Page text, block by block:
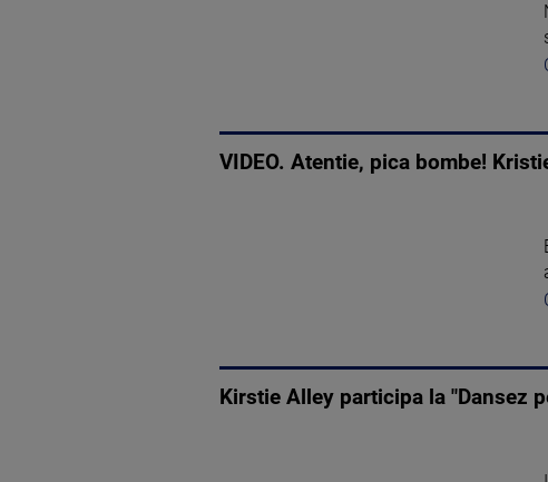
VIDEO. Atentie, pica bombe!
Kirstie Alley participa la "Dansez